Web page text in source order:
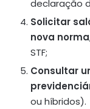
declaração
Solicitar
nova norma
STF;
Consultar
ou híbridos).